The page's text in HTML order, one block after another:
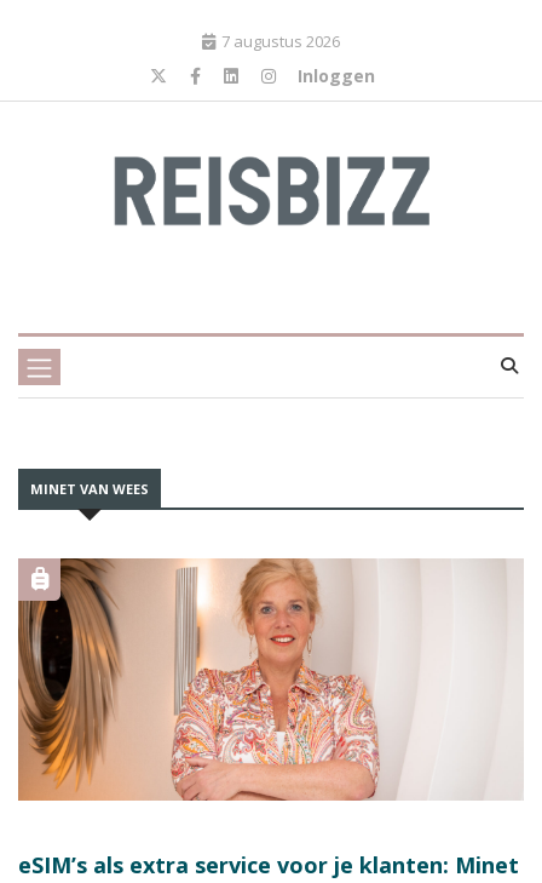
7 augustus 2026
Inloggen
MINET VAN WEES
eSIM’s als extra service voor je klanten: Minet